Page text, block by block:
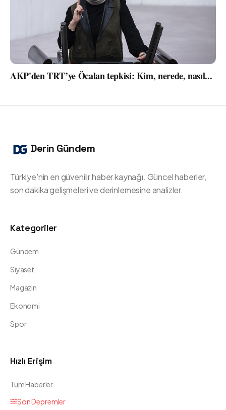
AKP'den TRT’ye Öcalan tepkisi: Kim, nerede, nasıl...
Derin Gündem
Türkiye'nin en güvenilir haber kaynağı. Güncel haberler,
son dakika gelişmeleri ve derinlemesine analizler.
Kategoriler
Gündem
Siyaset
Magazin
Ekonomi
Spor
Hızlı Erişim
Tüm Haberler
Son Depremler